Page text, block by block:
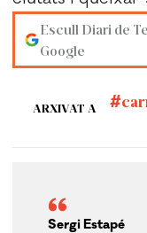
Escull Diari de
Google
ARXIVAT A
Sergi Estapé